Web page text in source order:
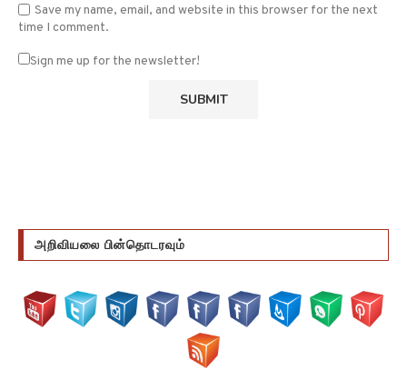
Save my name, email, and website in this browser for the next
time I comment.
Sign me up for the newsletter!
அறிவியலை பின்தொடரவும்